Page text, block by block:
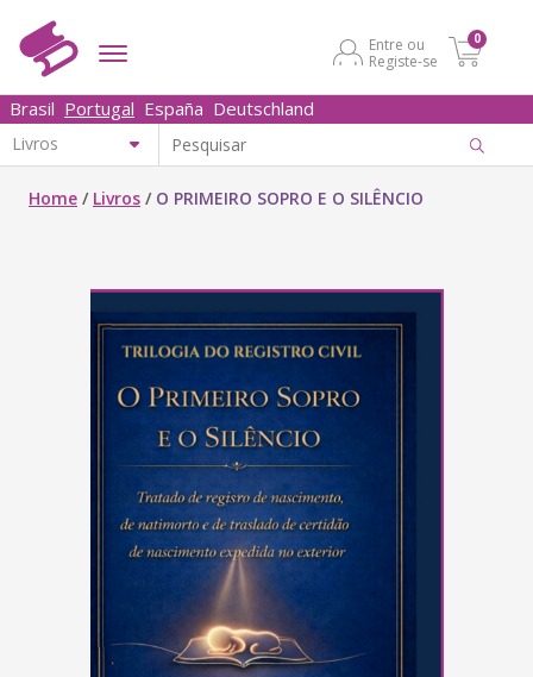
Entre ou
Registe-se
0
Brasil Portugal España Deutschland
Home / Livros / O PRIMEIRO SOPRO E O SILÊNCIO